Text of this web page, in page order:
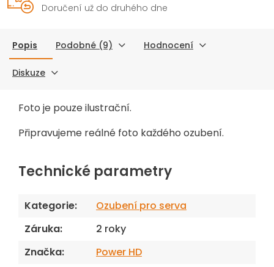
Doručení už do druhého dne
Popis Podobné (9) Hodnocení
Diskuze
Foto je pouze ilustrační.
Připravujeme reálné foto každého ozubení.
Technické parametry
Kategorie:
Ozubení pro serva
Záruka:
2 roky
Značka:
Power HD